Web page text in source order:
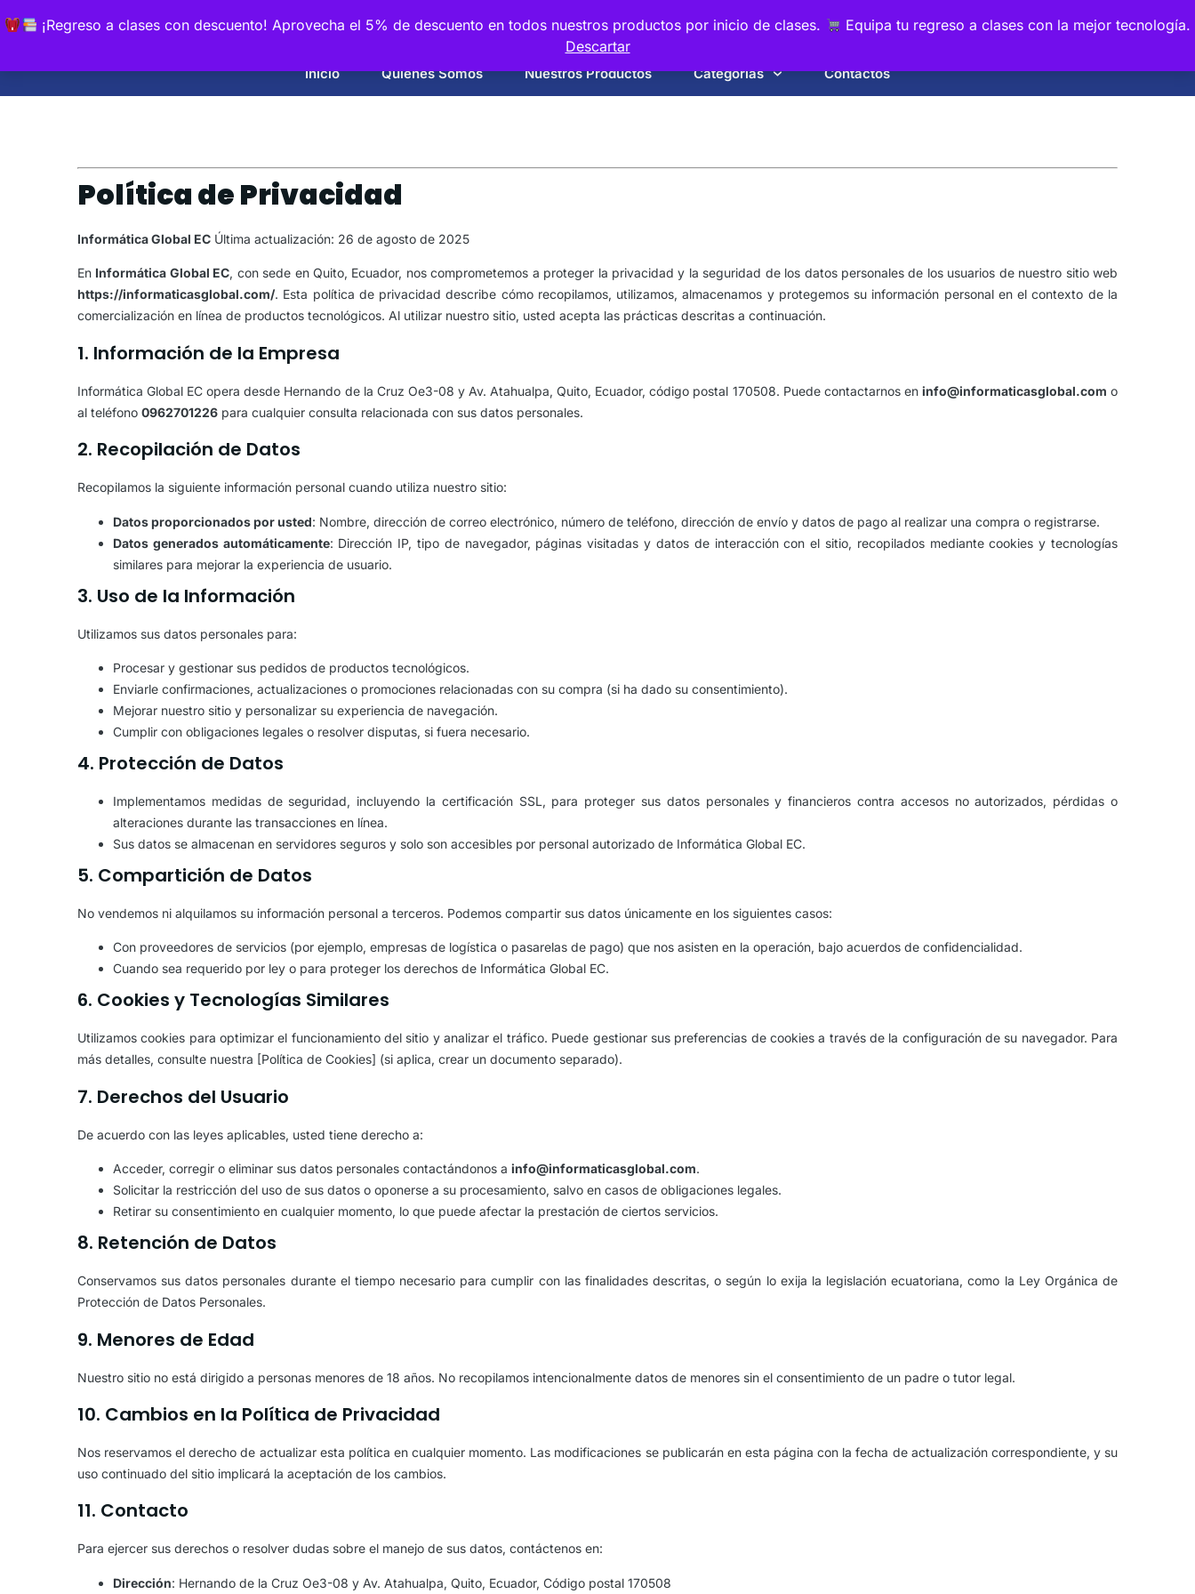
¡Regreso a clases con descuento! Aprovecha el 5% de descuento en todos nuestros productos por inicio de clases.
Equipa tu regreso a clases con la mejor tecnología.
Descartar
Inicio Quiénes Somos Nuestros Productos Categorias Contactos
Política de Privacidad
Informática Global EC Última actualización: 26 de agosto de 2025
En Informática Global EC, con sede en Quito, Ecuador, nos comprometemos a proteger la privacidad y la seguridad de los datos personales de los usuarios de nuestro sitio web
https://informaticasglobal.com/. Esta política de privacidad describe cómo recopilamos, utilizamos, almacenamos y protegemos su información personal en el contexto de la
comercialización en línea de productos tecnológicos. Al utilizar nuestro sitio, usted acepta las prácticas descritas a continuación.
1. Información de la Empresa
Informática Global EC opera desde Hernando de la Cruz Oe3-08 y Av. Atahualpa, Quito, Ecuador, código postal 170508. Puede contactarnos en info@informaticasglobal.com o
al teléfono 0962701226 para cualquier consulta relacionada con sus datos personales.
2. Recopilación de Datos
Recopilamos la siguiente información personal cuando utiliza nuestro sitio:
Datos proporcionados por usted: Nombre, dirección de correo electrónico, número de teléfono, dirección de envío y datos de pago al realizar una compra o registrarse.
Datos generados automáticamente: Dirección IP, tipo de navegador, páginas visitadas y datos de interacción con el sitio, recopilados mediante cookies y tecnologías
similares para mejorar la experiencia de usuario.
3. Uso de la Información
Utilizamos sus datos personales para:
Procesar y gestionar sus pedidos de productos tecnológicos.
Enviarle confirmaciones, actualizaciones o promociones relacionadas con su compra (si ha dado su consentimiento).
Mejorar nuestro sitio y personalizar su experiencia de navegación.
Cumplir con obligaciones legales o resolver disputas, si fuera necesario.
4. Protección de Datos
Implementamos medidas de seguridad, incluyendo la certificación SSL, para proteger sus datos personales y financieros contra accesos no autorizados, pérdidas o
alteraciones durante las transacciones en línea.
Sus datos se almacenan en servidores seguros y solo son accesibles por personal autorizado de Informática Global EC.
5. Compartición de Datos
No vendemos ni alquilamos su información personal a terceros. Podemos compartir sus datos únicamente en los siguientes casos:
Con proveedores de servicios (por ejemplo, empresas de logística o pasarelas de pago) que nos asisten en la operación, bajo acuerdos de confidencialidad.
Cuando sea requerido por ley o para proteger los derechos de Informática Global EC.
6. Cookies y Tecnologías Similares
Utilizamos cookies para optimizar el funcionamiento del sitio y analizar el tráfico. Puede gestionar sus preferencias de cookies a través de la configuración de su navegador. Para
más detalles, consulte nuestra [Política de Cookies] (si aplica, crear un documento separado).
7. Derechos del Usuario
De acuerdo con las leyes aplicables, usted tiene derecho a:
Acceder, corregir o eliminar sus datos personales contactándonos a info@informaticasglobal.com.
Solicitar la restricción del uso de sus datos o oponerse a su procesamiento, salvo en casos de obligaciones legales.
Retirar su consentimiento en cualquier momento, lo que puede afectar la prestación de ciertos servicios.
8. Retención de Datos
Conservamos sus datos personales durante el tiempo necesario para cumplir con las finalidades descritas, o según lo exija la legislación ecuatoriana, como la Ley Orgánica de
Protección de Datos Personales.
9. Menores de Edad
Nuestro sitio no está dirigido a personas menores de 18 años. No recopilamos intencionalmente datos de menores sin el consentimiento de un padre o tutor legal.
10. Cambios en la Política de Privacidad
Nos reservamos el derecho de actualizar esta política en cualquier momento. Las modificaciones se publicarán en esta página con la fecha de actualización correspondiente, y su
uso continuado del sitio implicará la aceptación de los cambios.
11. Contacto
Para ejercer sus derechos o resolver dudas sobre el manejo de sus datos, contáctenos en:
Dirección: Hernando de la Cruz Oe3-08 y Av. Atahualpa, Quito, Ecuador, Código postal 170508